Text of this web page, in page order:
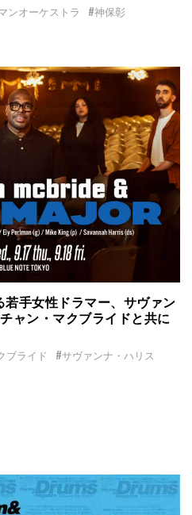
ンオーケストラ
#神保彰
手女性ドラマー、サヴァン
ャン・マクブライドと共に
ブライド
#サヴァンナ・ハリス